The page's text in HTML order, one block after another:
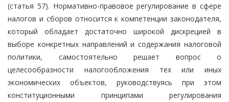
(статья 57). Нормативно-правовое регулирование в сфере
налогов и сборов относится к компетенции законодателя,
который обладает достаточно широкой дискрецией в
выборе конкретных направлений и содержания налоговой
политики, самостоятельно решает вопрос о
целесообразности налогообложения тех или иных
экономических объектов, руководствуясь при этом
конституционными принципами регулирования